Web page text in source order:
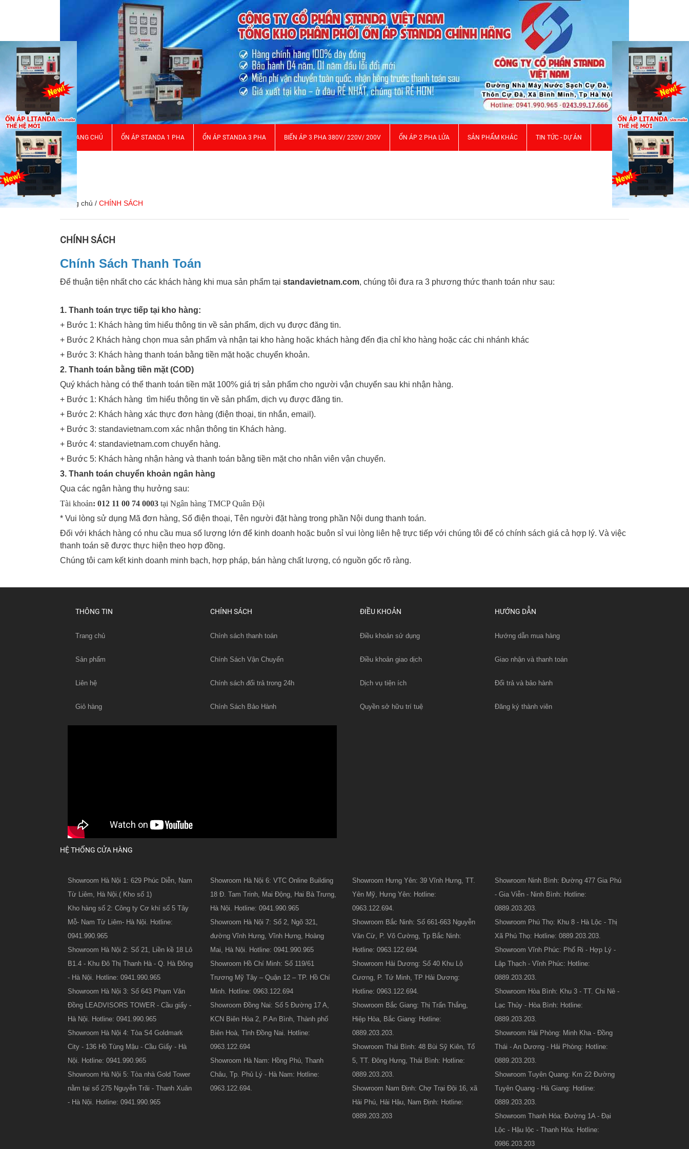
TRANG CHỦ ỔN ÁP STANDA 1 PHA ỔN ÁP STANDA 3 PHA BIẾN ÁP 3 PHA 380V/ 220V/ 200V ỔN ÁP 2 PHA LỬA SẢN PHẨM KHÁC TIN TỨC - DỰ ÁN
Trang chủ / CHÍNH SÁCH
CHÍNH SÁCH
Chính Sách Thanh Toán
Để thuận tiện nhất cho các khách hàng khi mua sản phẩm tại standavietnam.com, chúng tôi đưa ra 3 phương thức thanh toán như sau:
1. Thanh toán trực tiếp tại kho hàng:
+ Bước 1: Khách hàng tìm hiểu thông tin về sản phẩm, dịch vụ được đăng tin.
+ Bước 2 Khách hàng chọn mua sản phẩm và nhận tại kho hàng hoặc khách hàng đến địa chỉ kho hàng hoặc các chi nhánh khác
+ Bước 3: Khách hàng thanh toán bằng tiền mặt hoặc chuyển khoản.
2. Thanh toán bằng tiền mặt (COD)
Quý khách hàng có thể thanh toán tiền mặt 100% giá trị sản phẩm cho người vận chuyển sau khi nhận hàng.
+ Bước 1: Khách hàng tìm hiểu thông tin về sản phẩm, dịch vụ được đăng tin.
+ Bước 2: Khách hàng xác thực đơn hàng (điện thoại, tin nhắn, email).
+ Bước 3: standavietnam.com xác nhận thông tin Khách hàng.
+ Bước 4: standavietnam.com chuyển hàng.
+ Bước 5: Khách hàng nhận hàng và thanh toán bằng tiền mặt cho nhân viên vận chuyển.
3. Thanh toán chuyển khoản ngân hàng
Qua các ngân hàng thụ hưởng sau:
Tài khoản: 012 11 00 74 0003 tại Ngân hàng TMCP Quân Đội
* Vui lòng sử dụng Mã đơn hàng, Số điện thoại, Tên người đặt hàng trong phần Nội dung thanh toán.
Đối với khách hàng có nhu cầu mua số lượng lớn để kinh doanh hoặc buôn sỉ vui lòng liên hệ trực tiếp với chúng tôi để có chính sách giá cả hợp lý. Và việc
thanh toán sẽ được thực hiện theo hợp đồng.
Chúng tôi cam kết kinh doanh minh bạch, hợp pháp, bán hàng chất lượng, có nguồn gốc rõ ràng.
THÔNG TIN
Trang chủ
Sản phẩm
Liên hệ
Giỏ hàng
CHÍNH SÁCH
Chính sách thanh toán
Chính Sách Vận Chuyển
Chính sách đổi trả trong 24h
Chính Sách Bảo Hành
ĐIỀU KHOẢN
Điều khoản sử dụng
Điều khoản giao dịch
Dịch vụ tiện ích
Quyền sở hữu trí tuệ
HƯỚNG DẪN
Hướng dẫn mua hàng
Giao nhận và thanh toán
Đổi trả và bảo hành
Đăng ký thành viên
HỆ THỐNG CỬA HÀNG
Showroom Hà Nội 1: 629 Phúc Diễn, Nam
Từ Liêm, Hà Nội.( Kho số 1)
Kho hàng số 2: Công ty Cơ khí số 5 Tây
Mỗ- Nam Từ Liêm- Hà Nội. Hotline:
0941.990.965
Showroom Hà Nội 2: Số 21, Liền kề 18 Lô
B1.4 - Khu Đô Thị Thanh Hà - Q. Hà Đông
- Hà Nội. Hotline: 0941.990.965
Showroom Hà Nội 3: Số 643 Phạm Văn
Đồng LEADVISORS TOWER - Cầu giấy -
Hà Nội. Hotline: 0941.990.965
Showroom Hà Nội 4: Tòa S4 Goldmark
City - 136 Hồ Tùng Mậu - Cầu Giấy - Hà
Nội. Hotline: 0941.990.965
Showroom Hà Nội 5: Tòa nhà Gold Tower
nằm tại số 275 Nguyễn Trãi - Thanh Xuân
- Hà Nội. Hotline: 0941.990.965
Showroom Hà Nội 6: VTC Online Building
18 Đ. Tam Trinh, Mai Động, Hai Bà Trưng,
Hà Nội. Hotline: 0941.990.965
Showroom Hà Nội 7: Số 2, Ngõ 321,
đường Vĩnh Hưng, Vĩnh Hưng, Hoàng
Mai, Hà Nội. Hotline: 0941.990.965
Showroom Hồ Chí Minh: Số 119/61
Trương Mỹ Tây – Quận 12 – TP. Hồ Chí
Minh. Hotline: 0963.122.694
Showroom Đồng Nai: Số 5 Đường 17 A,
KCN Biên Hòa 2, P.An Bình, Thành phố
Biên Hoà, Tỉnh Đồng Nai. Hotline:
0963.122.694
Showroom Hà Nam: Hồng Phú, Thanh
Châu, Tp. Phủ Lý - Hà Nam: Hotline:
0963.122.694.
Showroom Hưng Yên: 39 Vĩnh Hưng, TT.
Yên Mỹ, Hưng Yên: Hotline:
0963.122.694.
Showroom Bắc Ninh: Số 661-663 Nguyễn
Văn Cừ, P. Võ Cường, Tp Bắc Ninh:
Hotline: 0963.122.694.
Showroom Hải Dương: Số 40 Khu Lộ
Cương, P. Tứ Minh, TP Hải Dương:
Hotline: 0963.122.694.
Showroom Bắc Giang: Thị Trấn Thắng,
Hiệp Hòa, Bắc Giang: Hotline:
0889.203.203.
Showroom Thái Bình: 48 Bùi Sỹ Kiên, Tổ
5, TT. Đông Hưng, Thái Bình: Hotline:
0889.203.203.
Showroom Nam Định: Chợ Trại Đội 16, xã
Hải Phú, Hải Hậu, Nam Định: Hotline:
0889.203.203
Showroom Ninh Bình: Đường 477 Gia Phú
- Gia Viễn - Ninh Bình: Hotline:
0889.203.203.
Showroom Phú Thọ: Khu 8 - Hà Lộc - Thị
Xã Phú Thọ: Hotline: 0889.203.203.
Showroom Vĩnh Phúc: Phố Ri - Hợp Lý -
Lập Thạch - Vĩnh Phúc: Hotline:
0889.203.203.
Showroom Hòa Bình: Khu 3 - TT. Chi Nê -
Lạc Thủy - Hòa Bình: Hotline:
0889.203.203.
Showroom Hải Phòng: Minh Kha - Đồng
Thái - An Dương - Hải Phòng: Hotline:
0889.203.203.
Showroom Tuyên Quang: Km 22 Đường
Tuyên Quang - Hà Giang: Hotline:
0889.203.203.
Showroom Thanh Hóa: Đường 1A - Đại
Lộc - Hậu lộc - Thanh Hóa: Hotline:
0986.203.203